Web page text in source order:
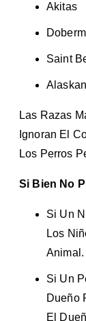
Akitas
Saint
Las Razas
Ignoran El
Los Perros
Si Bien No
Si Un
Los
Animal.
Si Un
Dueño
El